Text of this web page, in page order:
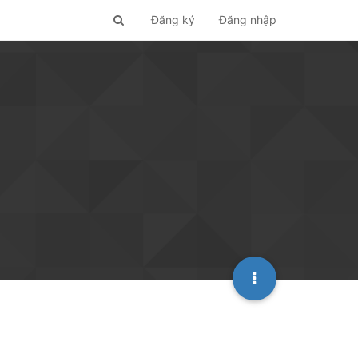
Đăng ký Đăng nhập